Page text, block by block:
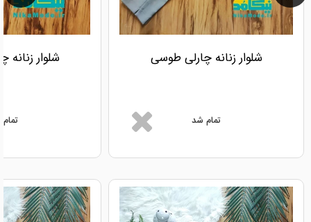
شلوار زنانه چارلی طوسی
تمام شد
شلوار